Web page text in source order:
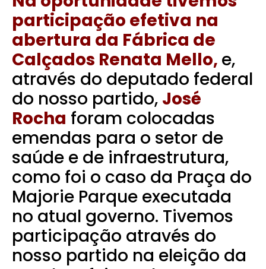
participação efetiva na
abertura da Fábrica de
Calçados Renata Mello, e,
através do deputado federal
do nosso partido, José
Rocha foram colocadas
emendas para o setor de
saúde e de infraestrutura,
como foi o caso da Praça do
Majorie Parque executada
no atual governo. Tivemos
participação através do
nosso partido na eleição da